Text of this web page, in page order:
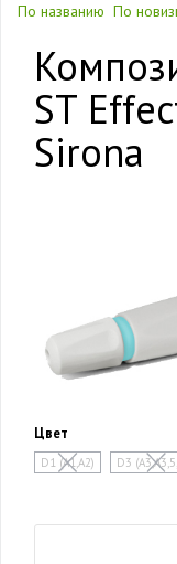
По названию По
ST
Sirona
Цвет
D1 (A1,A2) D3